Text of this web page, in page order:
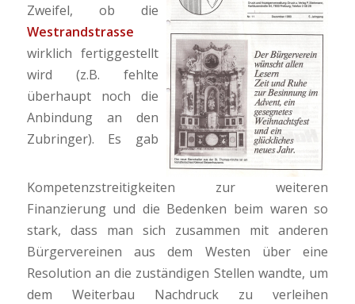
Zweifel, ob die
Westrandstrasse
wirklich fertiggestellt
wird (z.B. fehlte
überhaupt noch die
Anbindung an den
Zubringer). Es gab
Kompetenzstreitigkeiten zur weiteren
Finanzierung und die Bedenken beim waren so
stark, dass man sich zusammen mit anderen
Bürgervereinen aus dem Westen über eine
Resolution an die zuständigen Stellen wandte, um
dem Weiterbau Nachdruck zu verleihen